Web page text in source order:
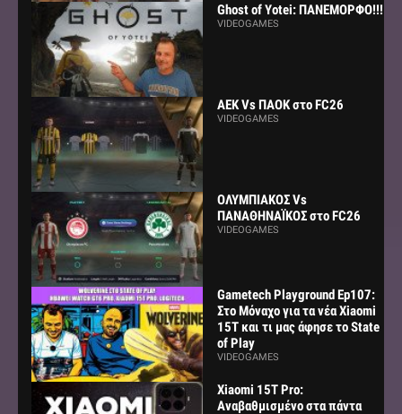
Ghost of Yotei: ΠΑΝΕΜΟΡΦΟ!!!
VIDEOGAMES
AEK Vs ΠΑΟΚ στο FC26
VIDEOGAMES
ΟΛΥΜΠΙΑΚΟΣ Vs
ΠΑΝΑΘΗΝΑΪΚΟΣ στο FC26
VIDEOGAMES
Gametech Playground Ep107:
Στο Μόναχο για τα νέα Xiaomi
15Τ και τι μας άφησε το State
of Play
VIDEOGAMES
Xiaomi 15T Pro:
Αναβαθμισμένο στα πάντα